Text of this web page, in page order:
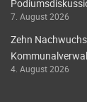
7. August 2026
Zehn
4. August 2026